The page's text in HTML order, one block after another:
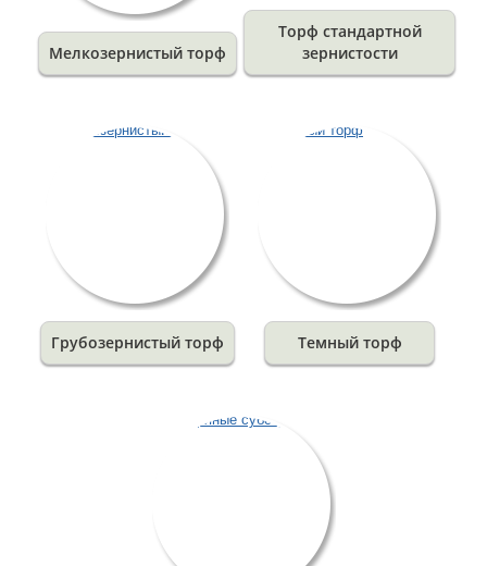
Мелкозернистый торф
Торф стандартной
зернистости
Грубозернистый торф Темный торф